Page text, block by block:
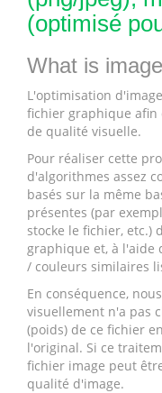
(optimisé
What is
L'optimisation
fichier graphique afin
de qualité visuelle.
Pour réaliser cette
d'algorithmes assez
basés sur la même
présentes (par
stocke le fichier,
graphique et, à l'aide
/ couleurs similaires
En conséquence,
visuellement n'a pas
(poids) de ce fichier
l'original. Si ce
fichier image peut
qualité d'image.